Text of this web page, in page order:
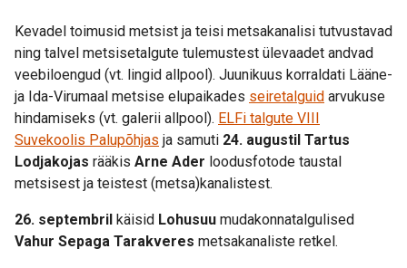
Kevadel toimusid metsist ja teisi metsakanalisi tutvustavad
ning talvel metsisetalgute tulemustest ülevaadet andvad
veebiloengud (vt. lingid allpool). Juunikuus korraldati Lääne-
ja Ida-Virumaal metsise elupaikades seiretalguid arvukuse
hindamiseks (vt. galerii allpool). ELFi talgute VIII
Suvekoolis Palupõhjas ja samuti 24. augustil Tartus
Lodjakojas rääkis Arne Ader loodusfotode taustal
metsisest ja teistest (metsa)kanalistest.
26. septembril käisid Lohusuu mudakonnatalgulised
Vahur Sepaga Tarakveres metsakanaliste retkel.